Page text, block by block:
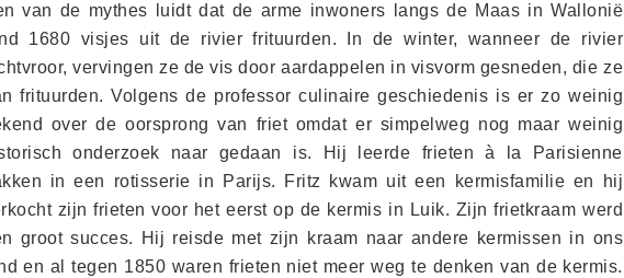
van de mythes luidt dat de arme inwoners langs de Maas in Wallonië
1680 visjes uit de rivier frituurden. In de winter, wanneer de rivier
vervingen ze de vis door aardappelen in visvorm gesneden, die ze
frituurden. Volgens de professor culinaire geschiedenis is er zo weinig
over de oorsprong van friet omdat er simpelweg nog maar weinig
onderzoek naar gedaan is. Hij leerde frieten à la Parisienne
in een rotisserie in Parijs. Fritz kwam uit een kermisfamilie en hij
zijn frieten voor het eerst op de kermis in Luik. Zijn frietkraam werd
groot succes. Hij reisde met zijn kraam naar andere kermissen in ons
en al tegen 1850 waren frieten niet meer weg te denken van de kermis.